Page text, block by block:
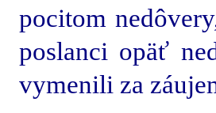
pocitom
poslanci opäť
vymenili za